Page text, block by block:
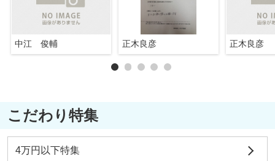
中江 俊輔 正木良彦 正木良彦
こだわり特集
4万円以下特集